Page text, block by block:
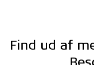
Find ud af